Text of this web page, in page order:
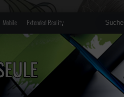
Mobile Extended Reality